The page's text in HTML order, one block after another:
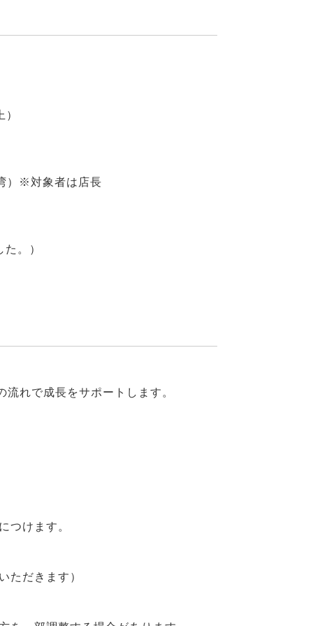
）※対象者は店長
。）
れで成長をサポートします。
つけます。
ただきます）